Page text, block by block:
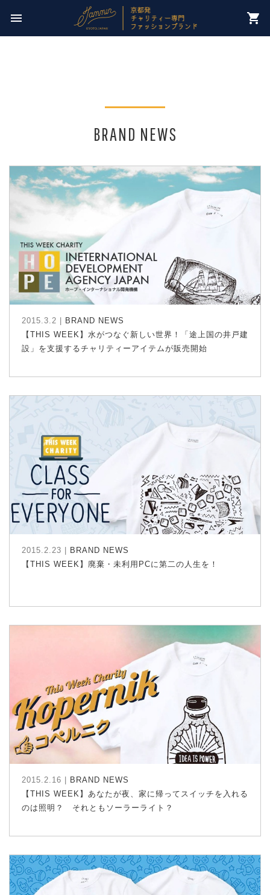
今週のチャリティー先は
【 NPO法人パレスチナ子どものキャンペーン 】
menu shopping_cart
BRAND NEWS
2015.3.2 |
BRAND NEWS
【THIS WEEK】水がつなぐ新しい世界！「途上国の井戸建
設」を支援するチャリティーアイテムが販売開始
2015.2.23 |
BRAND NEWS
【THIS WEEK】廃棄・未利用PCに第二の人生を！
2015.2.16 |
BRAND NEWS
【THIS WEEK】あなたが夜、家に帰ってスイッチを入れる
のは照明？ それともソーラーライト？